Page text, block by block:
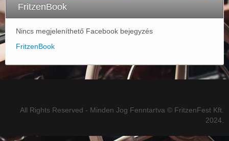
FritzenBook
Nincs megjeleníthető Facebook bejegyzés
FritzenBook
All Rights Reserved - Minden Jog Fenntartva © FritzenFest Kft.
2024.